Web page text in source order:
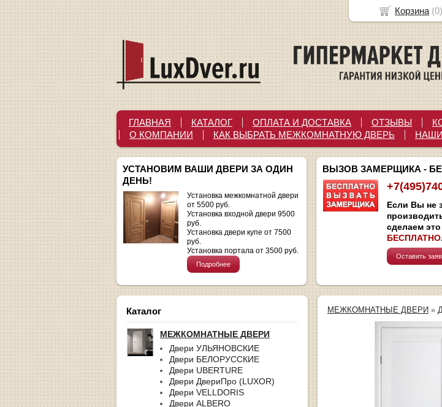
ГЛАВНАЯ КАТАЛОГ ОПЛАТА И ДОСТАВКА ОТЗЫВЫ
О КОМПАНИИ
КАК ВЫБРАТЬ МЕЖКОМНАТНУЮ ДВЕРЬ
УСТАНОВИМ ВАШИ ДВЕРИ ЗА ОДИН
ДЕНЬ!
Установка межкомнатной двери
от 5500 руб.
Установка входной двери 9500
руб.
Установка двери купе от 7500
руб.
Установка портала от 3500 руб.
Подробнее
ВЫЗОВ ЗАМЕРЩИКА -
Если Вы не
сделаем
БЕСПЛАТНО.
Оставить
Каталог
МЕЖКОМНАТНЫЕ ДВЕРИ
Двери УЛЬЯНОВСКИЕ
Двери БЕЛОРУССКИЕ
Двери UBERTURE
Двери ДвериПро (LUXOR)
Двери VELLDORIS
Двери ALBERO
МЕЖКОМНАТНЫЕ ДВЕРИ »
Корзина (0)